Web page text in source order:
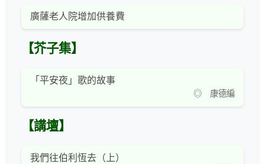
廣薩老人院增加供養費
【芥子集】
「平安夜」歌的故事
◎ 康德編
【講壇】
我們往伯利恆去（上）